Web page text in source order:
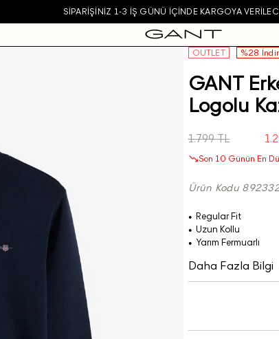
SIPARIŞINIZ 1-3 IŞ GÜNÜ IÇINDE KARGOYA
OUTLET %28
GANT
Logolu
1.799 TL
Son 10 Günün En
Ürün Kodu
Regular Fit
Uzun Kollu
Yarım Fermuarlı
Daha Fazla Bilgi